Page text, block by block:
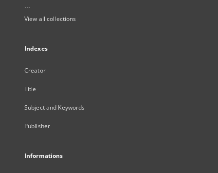
...
View all collections
Indexes
Creator
Title
Subject and Keywords
Publisher
Informations